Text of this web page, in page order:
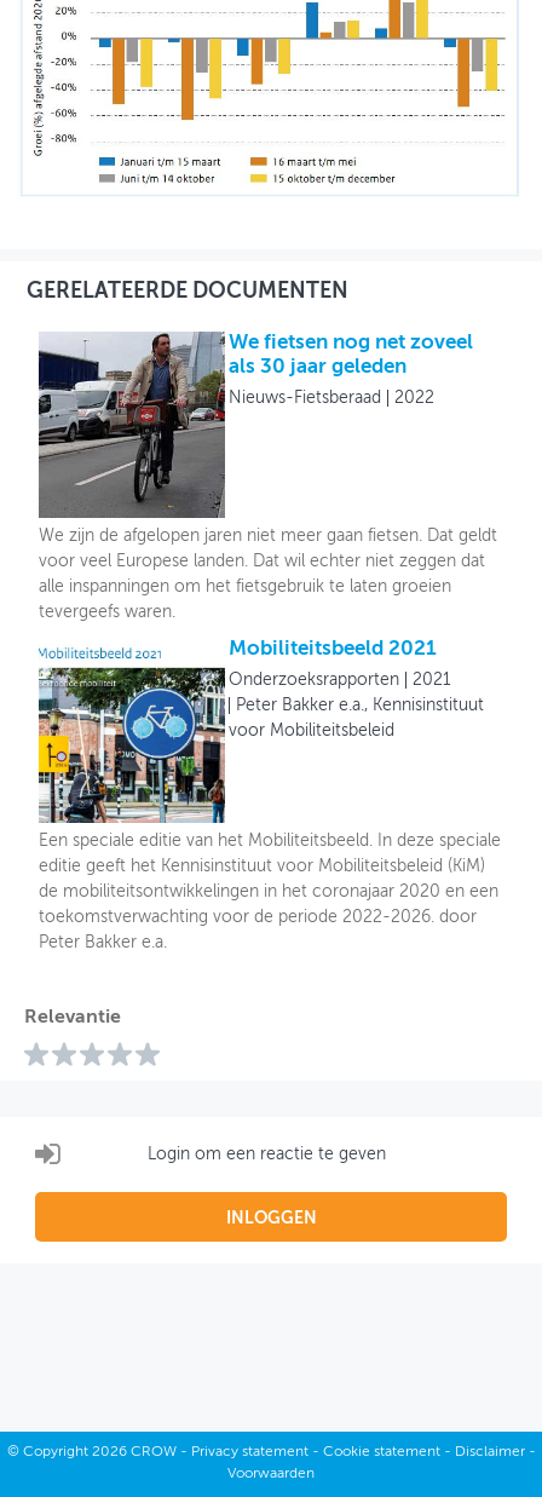
GERELATEERDE DOCUMENTEN
We fietsen nog net zoveel
als 30 jaar geleden
Nieuws-Fietsberaad 2022
We zijn de afgelopen jaren niet meer gaan fietsen. Dat geldt
voor veel Europese landen. Dat wil echter niet zeggen dat
alle inspanningen om het fietsgebruik te laten groeien
tevergeefs waren.
Mobiliteitsbeeld 2021
Onderzoeksrapporten
2021
Peter Bakker e.a., Kennisinstituut
voor Mobiliteitsbeleid
Een speciale editie van het Mobiliteitsbeeld. In deze speciale
editie geeft het Kennisinstituut voor Mobiliteitsbeleid (KiM)
de mobiliteitsontwikkelingen in het coronajaar 2020 en een
toekomstverwachting voor de periode 2022-2026. door
Peter Bakker e.a.
Relevantie
Login om een reactie te geven
INLOGGEN
© Copyright2026 CROW - Privacy statement- Cookie statement- Disclaimer-
Voorwaarden